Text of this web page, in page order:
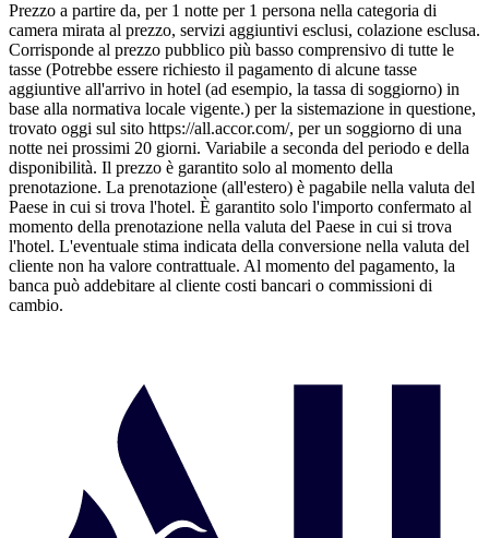
Prezzo a partire da, per 1 notte per 1 persona nella categoria di
camera mirata al prezzo, servizi aggiuntivi esclusi, colazione esclusa.
Corrisponde al prezzo pubblico più basso comprensivo di tutte le
tasse (Potrebbe essere richiesto il pagamento di alcune tasse
aggiuntive all'arrivo in hotel (ad esempio, la tassa di soggiorno) in
base alla normativa locale vigente.) per la sistemazione in questione,
trovato oggi sul sito https://all.accor.com/, per un soggiorno di una
notte nei prossimi 20 giorni. Variabile a seconda del periodo e della
disponibilità. Il prezzo è garantito solo al momento della
prenotazione. La prenotazione (all'estero) è pagabile nella valuta del
Paese in cui si trova l'hotel. È garantito solo l'importo confermato al
momento della prenotazione nella valuta del Paese in cui si trova
l'hotel. L'eventuale stima indicata della conversione nella valuta del
cliente non ha valore contrattuale. Al momento del pagamento, la
banca può addebitare al cliente costi bancari o commissioni di
cambio.